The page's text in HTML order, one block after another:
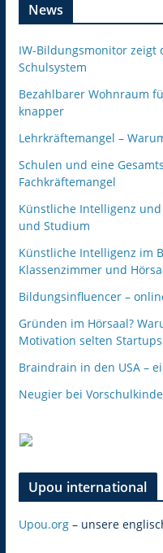
News
IW-Bildungsmonitor zeigt
Schulsystem
Bezahlbarer Wohnraum
knapper
Lehrkräftemangel –
Schulen und eine
Fachkräftemangel
Künstliche Intelligenz
und Studium
Künstliche Intelligenz im
Klassenzimmer und
Bildungsinfluencer –
Gründen im Hörsaal?
Motivation selten
Braindrain in den USA –
Neugier bei
Upou international
Upou.org– unsere